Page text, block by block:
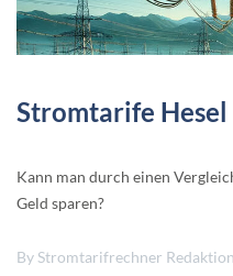
Stromtarife Hesel
Kann man durch einen
Geld sparen?
By Stromtarifrechner Redaktion